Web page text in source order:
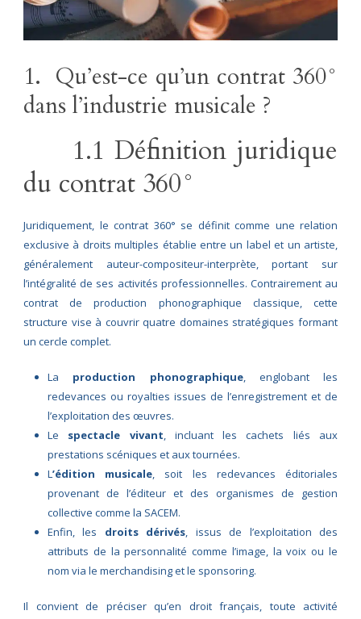
1. Qu’est-ce qu’un contrat 360°
dans l’industrie musicale ?
1.1 Définition juridique
du contrat 360°
Juridiquement, le contrat 360° se définit comme une relation
exclusive à droits multiples établie entre un label et un artiste,
généralement auteur-compositeur-interprète, portant sur
l’intégralité de ses activités professionnelles. Contrairement au
contrat de production phonographique classique, cette
structure vise à couvrir quatre domaines stratégiques formant
un cercle complet.
La production phonographique, englobant les
redevances ou royalties issues de l’enregistrement et de
l’exploitation des œuvres.
Le spectacle vivant, incluant les cachets liés aux
prestations scéniques et aux tournées.
L’édition musicale, soit les redevances éditoriales
provenant de l’éditeur et des organismes de gestion
collective comme la SACEM.
Enfin, les droits dérivés, issus de l’exploitation des
attributs de la personnalité comme l’image, la voix ou le
nom via le merchandising et le sponsoring.
Il convient de préciser qu’en droit français, toute activité